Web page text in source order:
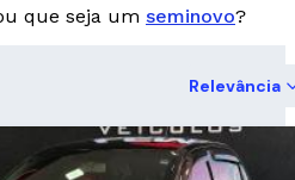
que seja um seminovo?
Relevância